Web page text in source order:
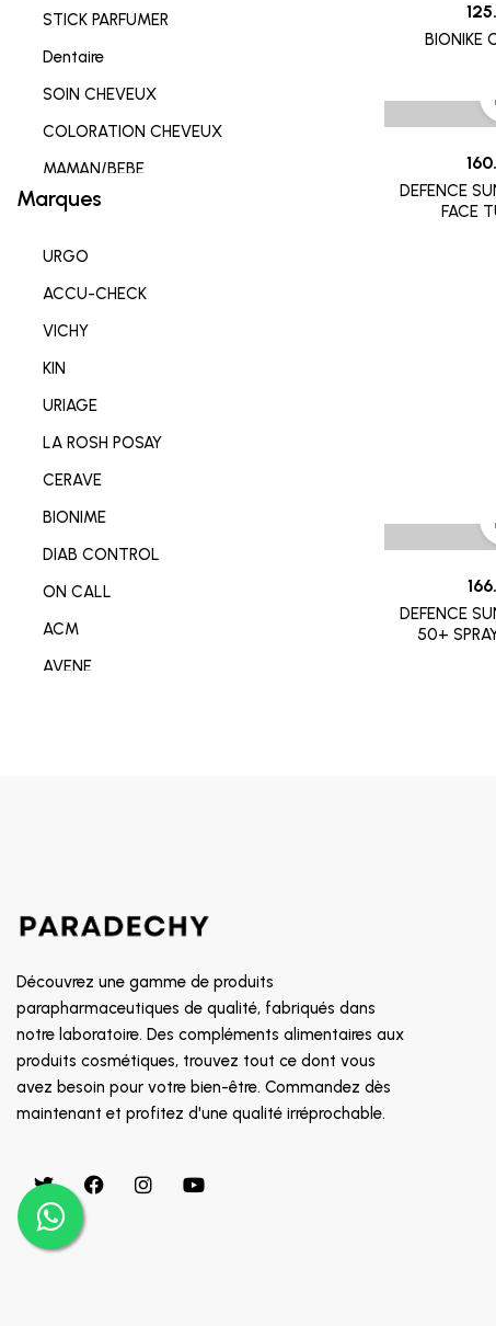
BIONIKE
DEFENCE
FACE
DEFENCE
50+
STICK PARFUMER
Dentaire
SOIN CHEVEUX
COLORATION CHEVEUX
MAMAN/BEBE
Complements alimentaires
PROMOTION
Marques
URGO
ACCU-CHECK
VICHY
KIN
URIAGE
LA ROSH POSAY
CERAVE
BIONIME
DIAB CONTROL
ON CALL
ACM
AVENE
CETAPHIL
MGD
INDOKA
CHATEAU ROUGE
CHOLLEY
CICAFAST
CKS
Découvrez une gamme de produits
parapharmaceutiques de qualité, fabriqués dans
notre laboratoire. Des compléments alimentaires aux
produits cosmétiques, trouvez tout ce dont vous
avez besoin pour votre bien-être. Commandez dès
maintenant et profitez d'une qualité irréprochable.